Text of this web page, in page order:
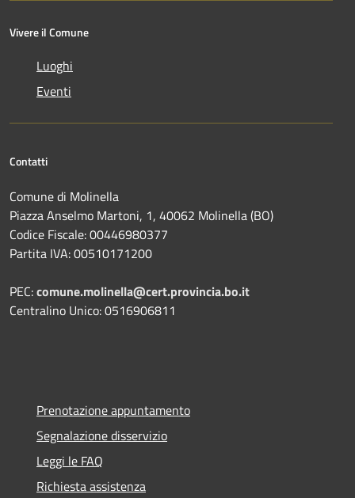
Vivere il Comune
Luoghi
Eventi
Contatti
Comune di Molinella
Piazza Anselmo Martoni, 1, 40062 Molinella (BO)
Codice Fiscale: 00446980377
Partita IVA: 00510171200
PEC:comune.molinella@cert.provincia.bo.it
Centralino Unico: 0516906811
Prenotazione appuntamento
Segnalazione disservizio
Leggi le FAQ
Richiesta assistenza